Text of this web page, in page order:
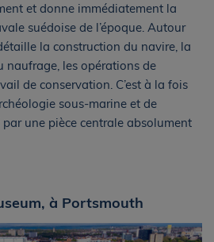
et donne immédiatement la
suédoise de l’époque. Autour
la construction du navire, la
naufrage, les opérations de
de conservation. C’est à la fois
sous-marine et de
une pièce centrale absolument
à Portsmouth